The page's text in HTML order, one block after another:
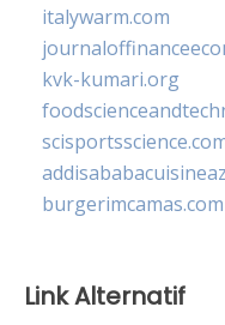
italywarm.com
kvk-kumari.org
burgerimcamas.com
Link Alternatif